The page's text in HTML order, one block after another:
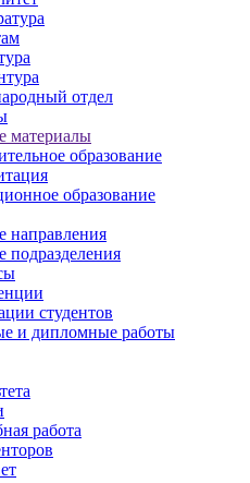
отдел
материалы
образование
образование
направления
подразделения
студентов
и дипломные работы
работа